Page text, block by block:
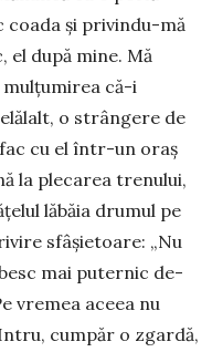
coada și pri­vindu-mă
el după mine. Mă
că-i
o strângere de
cu el în­tr-un oraș
la plecarea trenului,
lăbăia drumul pe
sfâ­șietoare: „Nu
mai puter­nic de­
vre­mea aceea nu
cumpăr o zgar­dă,